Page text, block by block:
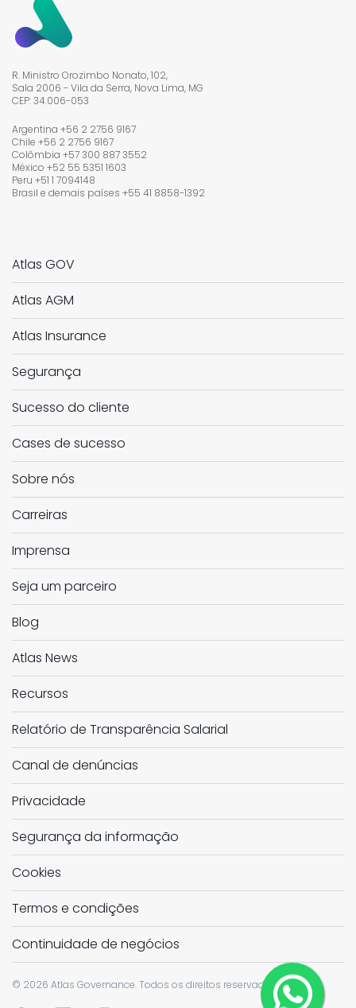
R. Ministro Orozimbo Nonato, 102,
Sala 2006 - Vila da Serra, Nova Lima, MG
CEP: 34.006-053
Argentina +56 2 2756 9167
Chile +56 2 2756 9167
Colômbia +57 300 887 3552
México +52 55 5351 1603
Peru +51 1 7094148
Brasil e demais países +55 41 8858-1392
Atlas GOV
Atlas AGM
Atlas Insurance
Segurança
Sucesso do cliente
Cases de sucesso
Sobre nós
Carreiras
Imprensa
Seja um parceiro
Blog
Atlas News
Recursos
Relatório de Transparência Salarial
Canal de denúncias
Privacidade
Segurança da informação
Cookies
Termos e condições
Continuidade de negócios
© 2026 Atlas Governance. Todos os direitos reservados.